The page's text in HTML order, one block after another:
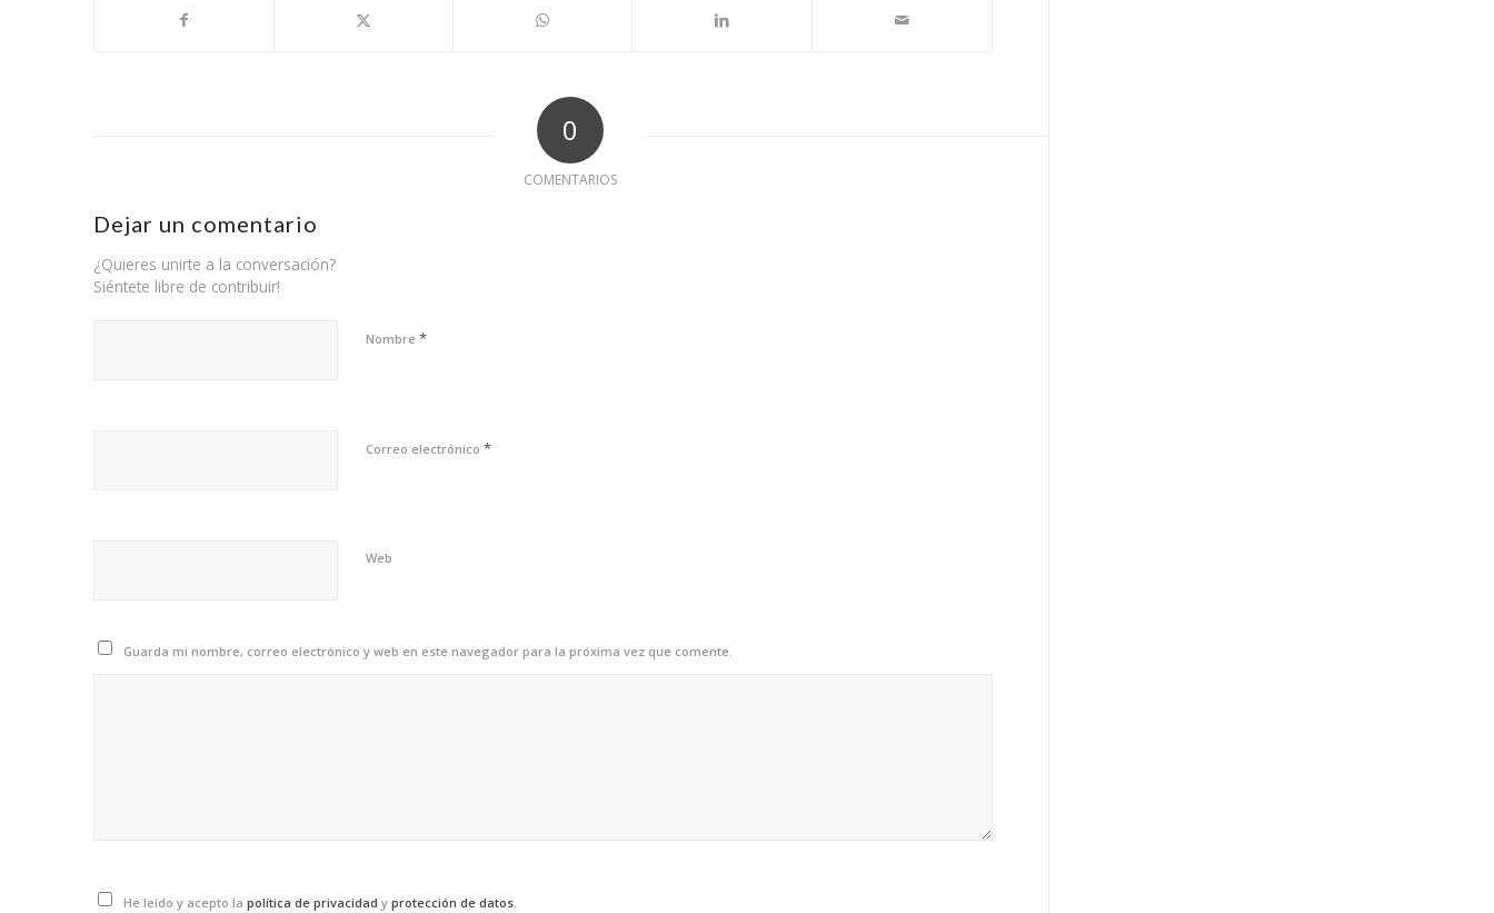
0
COMENTARIOS
Dejar un comentario
¿Quieres unirte a la conversación?
Siéntete libre de contribuir!
Nombre *
Correo electrónico *
Web
Guarda mi nombre, correo electrónico y web en este navegador para la próxima vez que comente.
He leído y acepto lapolítica de privacidad yprotección de datos.